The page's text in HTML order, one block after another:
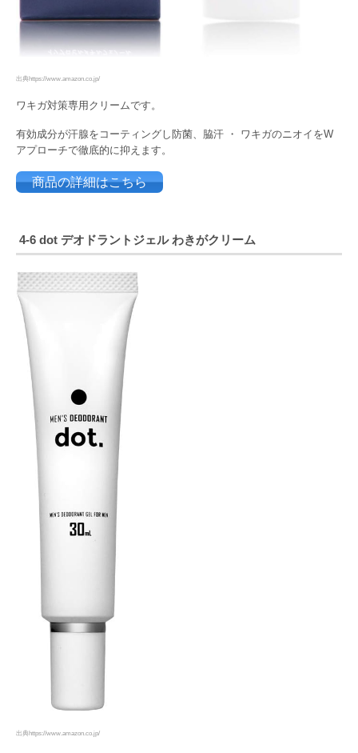
出典https://www.amazon.co.jp/
ワキガ対策専用クリームです。
有効成分が汗腺をコーティングし防菌、脇汗 ・ ワキガのニオイをW
アプローチで徹底的に抑えます。
商品の詳細はこちら
4-6 dot デオドラントジェル わきがクリーム
出典https://www.amazon.co.jp/